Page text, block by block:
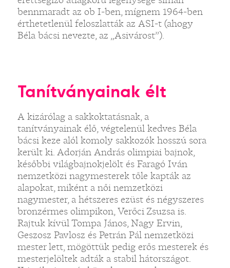
bennmaradt az ob I-ben, mígnem 1964-ben
érthetetlenül feloszlatták az ASI-t (ahogy
Béla bácsi nevezte, az „Asivárost”).
Tanítványainak élt
A kizárólag a sakkoktatásnak, a
tanítványainak élő, végtelenül kedves Béla
bácsi keze alól komoly sakkozók hosszú sora
került ki. Adorján András olimpiai bajnok,
későbbi világbajnokjelölt és Faragó Iván
nemzetközi nagymesterek tőle kapták az
alapokat, miként a női nemzetközi
nagymester, a hétszeres ezüst és négyszeres
bronzérmes olimpikon, Verőci Zsuzsa is.
Rajtuk kívül Tompa János, Nagy Ervin,
Geszosz Pavlosz és Petrán Pál nemzetközi
mester lett, mögöttük pedig erős mesterek és
mesterjelöltek adták a stabil hátországot.